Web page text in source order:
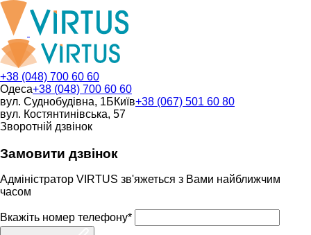
+38 (048) 700 60 60
Одеса+38 (048) 700 60 60
вул. Суднобудівна, 1БКиїв+38 (067) 501 60 80
вул. Костянтинівська, 57
Зворотній дзвінок
Замовити дзвінок
Адміністратор VIRTUS зв'яжеться з Вами найближчим
часом
Вкажіть номер телефону*